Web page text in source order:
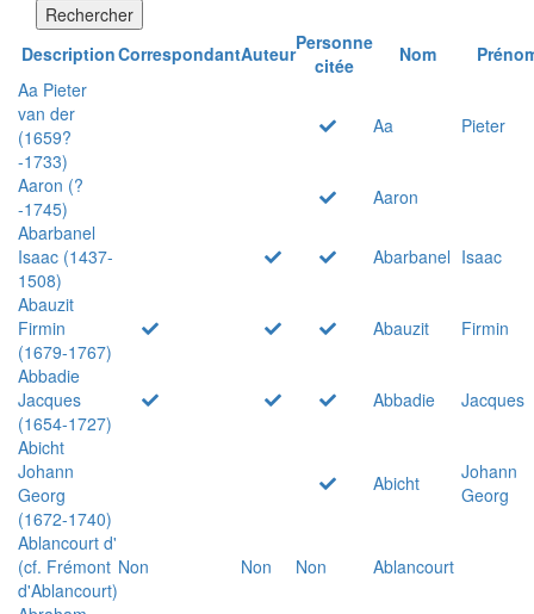
Rechercher
DescriptionCorrespondantAuteurPersonne
citée
Nom
Aa Pieter
van der
(1659?
-1733)
Aa Pieter
Aaron (?
-1745)
Aaron
Abarbanel
Isaac (1437-
1508)
Abarbanel Isaac
Abauzit
Firmin
(1679-1767)
Abauzit
Firmin
Abbadie
Jacques
(1654-1727)
Abbadie
Jacques
Abicht
Johann
Georg
(1672-1740)
Abicht
Johann
Georg
Ablancourt d'
(cf. Frémont
d'Ablancourt)
Non Non Non
Ablancourt